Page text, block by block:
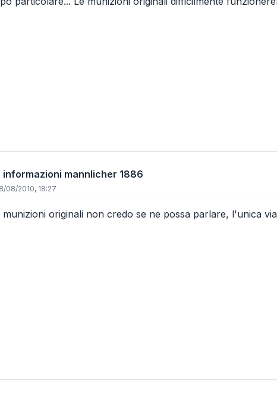
informazioni mannlicher 1886
08/2010, 18:27
munizioni originali non credo se ne possa parlare, l'unica